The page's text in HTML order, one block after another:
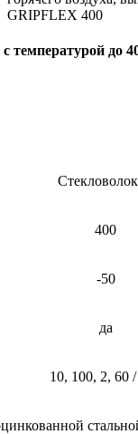
GRIPFLEX 400
температурой до
400
-50
да
10, 100, 2, 60